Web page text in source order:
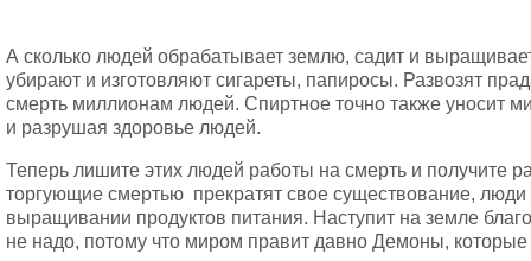
А сколько людей обрабатывает землю, садит и
убирают и изготовляют сигареты, папиросы. Развозят
смерть миллионам людей. Спиртное точно также уносит
и разрушая здоровье людей.
Теперь лишите этих людей работы на смерть и получите
торгующие смертью прекратят свое существование, люди
выращивании продуктов питания. Наступит на земле
не надо, потому что миром правит давно Демоны,